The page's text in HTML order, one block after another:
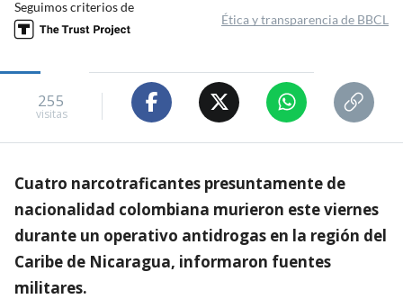
Seguimos criterios de
Ética y transparencia de BBCL
255
visitas
Cuatro narcotraficantes presuntamente de
nacionalidad colombiana murieron este viernes
durante un operativo antidrogas en la región del
Caribe de Nicaragua, informaron fuentes
militares.